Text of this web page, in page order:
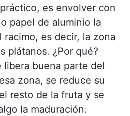
es envolver con
papel de aluminio la
es decir, la zona
plátanos. ¿Por qué?
libera buena parte del
zona, se reduce su
resto de la fruta y se
la maduración.